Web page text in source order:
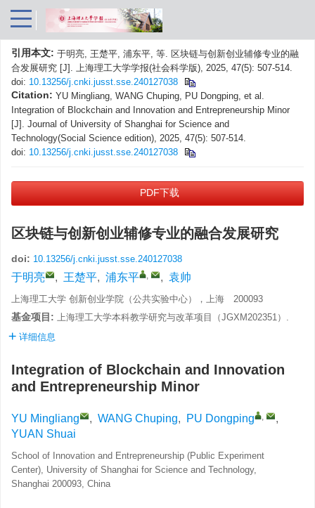
引用本文: 于明亮, 王楚平, 浦东平, 等. 区块链与创新创业辅修专业的融
合发展研究 [J]. 上海理工大学学报(社会科学版), 2025, 47(5): 507-514.
doi: 10.13256/j.cnki.jusst.sse.240127038
Citation: YU Mingliang, WANG Chuping, PU Dongping, et al.
Integration of Blockchain and Innovation and Entrepreneurship Minor
[J]. Journal of University of Shanghai for Science and
Technology(Social Science edition), 2025, 47(5): 507-514.
doi: 10.13256/j.cnki.jusst.sse.240127038
PDF下载
区块链与创新创业辅修专业的融合发展研究
doi: 10.13256/j.cnki.jusst.sse.240127038
于明亮 , 王楚平, 浦东平 , , 袁帅
上海理工大学 创新创业学院（公共实验中心），上海 200093
基金项目: 上海理工大学本科教学研究与改革项目（JGXM202351）.
详细信息
Integration of Blockchain and Innovation
and Entrepreneurship Minor
YU Mingliang , WANG Chuping, PU Dongping ,
,
YUAN Shuai
School of Innovation and Entrepreneurship (Public Experiment
Center), University of Shanghai for Science and Technology,
Shanghai 200093, China